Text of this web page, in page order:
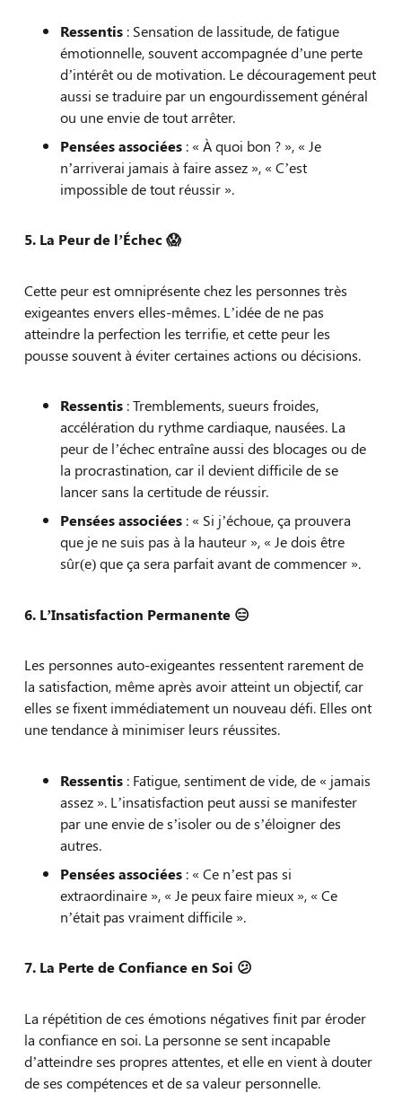
Ressentis : Sensation de lassitude, de fatigue
émotionnelle, souvent accompagnée d’une perte
d’intérêt ou de motivation. Le découragement peut
aussi se traduire par un engourdissement général
ou une envie de tout arrêter.
Pensées associées : « À quoi bon ? », « Je
n’arriverai jamais à faire assez », « C’est
impossible de tout réussir ».
5. La Peur de l’Échec😱
Cette peur est omniprésente chez les personnes très
exigeantes envers elles-mêmes. L’idée de ne pas
atteindre la perfection les terrifie, et cette peur les
pousse souvent à éviter certaines actions ou décisions.
Ressentis : Tremblements, sueurs froides,
accélération du rythme cardiaque, nausées. La
peur de l’échec entraîne aussi des blocages ou de
la procrastination, car il devient difficile de se
lancer sans la certitude de réussir.
Pensées associées : « Si j’échoue, ça prouvera
que je ne suis pas à la hauteur », « Je dois être
sûr(e) que ça sera parfait avant de commencer ».
6. L’Insatisfaction Permanente 😑
Les personnes auto-exigeantes ressentent rarement de
la satisfaction, même après avoir atteint un objectif, car
elles se fixent immédiatement un nouveau défi. Elles ont
une tendance à minimiser leurs réussites.
Ressentis : Fatigue, sentiment de vide, de « jamais
assez ». L’insatisfaction peut aussi se manifester
par une envie de s’isoler ou de s’éloigner des
autres.
Pensées associées : « Ce n’est pas si
extraordinaire », « Je peux faire mieux », « Ce
n’était pas vraiment difficile ».
7. La Perte de Confiance en Soi 😕
La répétition de ces émotions négatives finit par éroder
la confiance en soi. La personne se sent incapable
d’atteindre ses propres attentes, et elle en vient à douter
de ses compétences et de sa valeur personnelle.